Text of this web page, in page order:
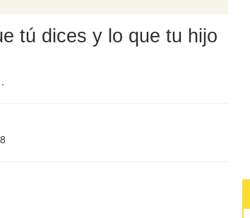
tú dices y lo que tu hijo